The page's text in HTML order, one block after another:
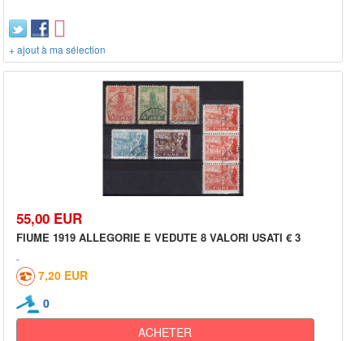
+ ajout à ma sélection
55,00 EUR
FIUME 1919 ALLEGORIE E VEDUTE 8 VALORI USATI € 3
7,20 EUR
0
ACHETER